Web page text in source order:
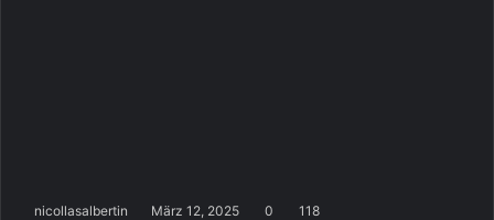
nicollasalbertin März 12, 2025 0 118